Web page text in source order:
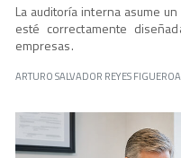
La auditoría interna asume
esté correctamente
empresas.
ARTURO SALVADOR REYES FIGUEROA